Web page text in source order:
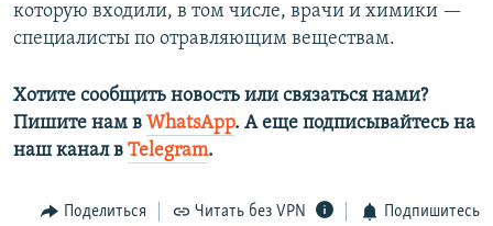
которую входили, в том числе, врачи и химики —
специалисты по отравляющим веществам.
Хотите сообщить новость или связаться нами?
Пишите нам в WhatsApp. А еще подписывайтесь на
наш канал в Telegram.
Поделиться Читать без VPN Подпишитесь